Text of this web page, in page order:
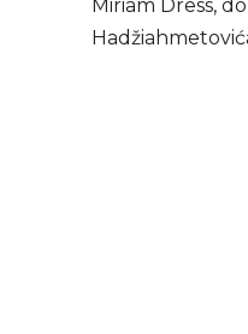
Miriam Dress,